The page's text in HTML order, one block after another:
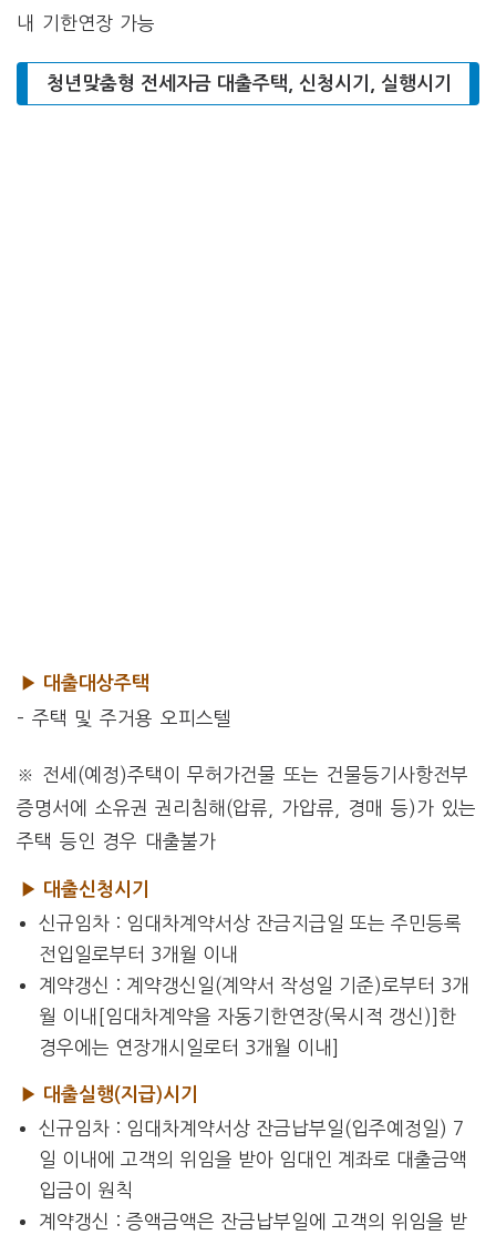
내 기한연장 가능
청년맞춤형 전세자금 대출주택, 신청시기, 실행시기
▶ 대출대상주택
– 주택 및 주거용 오피스텔
※ 전세(예정)주택이 무허가건물 또는 건물등기사항전부
증명서에 소유권 권리침해(압류, 가압류, 경매 등)가 있는
주택 등인 경우 대출불가
▶ 대출신청시기
신규임차 : 임대차계약서상 잔금지급일 또는 주민등록
전입일로부터 3개월 이내
계약갱신 : 계약갱신일(계약서 작성일 기준)로부터 3개
월 이내[임대차계약을 자동기한연장(묵시적 갱신)]한
경우에는 연장개시일로터 3개월 이내]
▶ 대출실행(지급)시기
신규임차 : 임대차계약서상 잔금납부일(입주예정일) 7
일 이내에 고객의 위임을 받아 임대인 계좌로 대출금액
입금이 원칙
계약갱신 : 증액금액은 잔금납부일에 고객의 위임을 받